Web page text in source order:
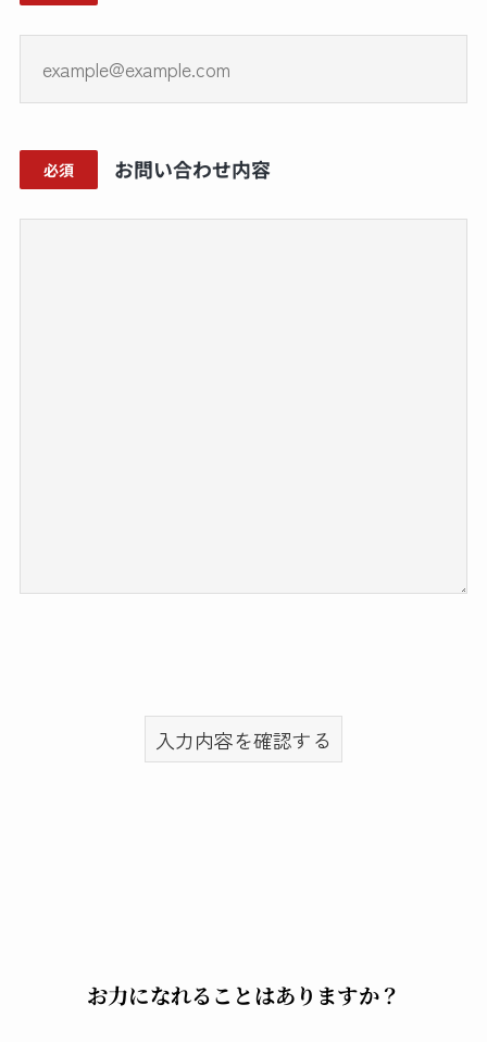
必須 お問い合わせ内容
入力内容を確認する
お力になれることはありますか？